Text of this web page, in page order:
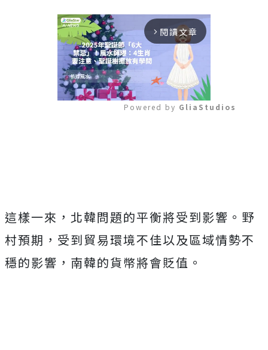
arrow_forward_ios 閱讀文章
Powered by GliaStudios
這樣一來，北韓問題的平衡將受到影響。野
村預期，受到貿易環境不佳以及區域情勢不
穩的影響，南韓的貨幣將會貶值。